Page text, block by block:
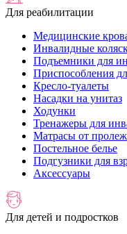
Для реабилитации
Медицинские
Инвалидные
Подъемники для
Приспособления
Кресло-туалеты
Насадки на унитаз
Ходунки
Тренажеры для
Матрасы от
Постельное белье
Подгузники для
Аксессуары
Для детей и подростков